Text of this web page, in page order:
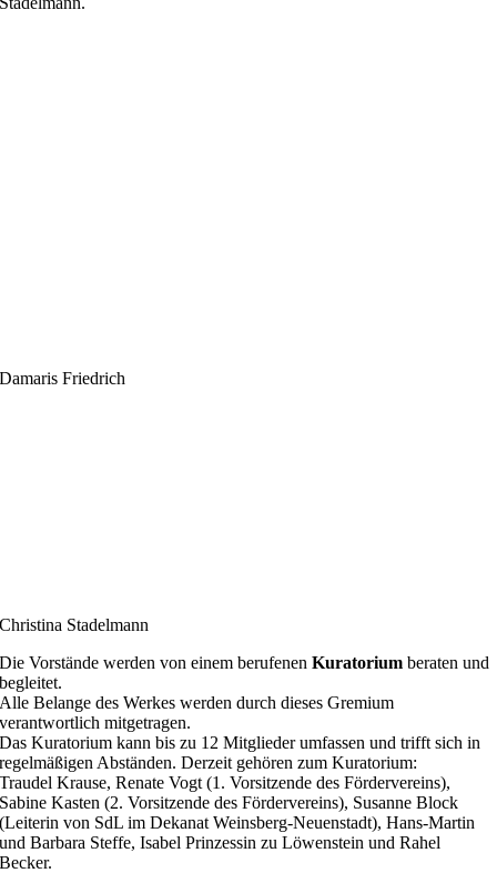
Damaris Friedrich
Christina Stadelmann
Die Vorstände werden von einem berufenenKuratorium beraten und
begleitet.
Alle Belange des Werkes werden durch dieses Gremium
verantwortlich mitgetragen.
Das Kuratorium kann bis zu 12 Mitglieder umfassen und trifft sich in
regelmäßigen Abständen. Derzeit gehören zum Kuratorium:
Traudel Krause, Renate Vogt (1. Vorsitzende des Fördervereins),
Sabine Kasten (2. Vorsitzende des Fördervereins), Susanne Block
(Leiterin von SdL im Dekanat Weinsberg-Neuenstadt), Hans-Martin
und Barbara Steffe, Isabel Prinzessin zu Löwenstein und Rahel
Becker.